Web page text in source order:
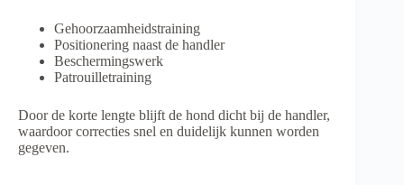
Gehoorzaamheidstraining
Positionering naast de handler
Beschermingswerk
Patrouilletraining
Door de korte lengte blijft de hond dicht bij de handler,
waardoor correcties snel en duidelijk kunnen worden
gegeven.